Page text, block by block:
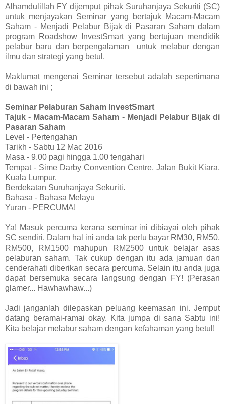
Alhamdulillah FY dijemput pihak Suruhanjaya Sekuriti (SC)
untuk menjayakan Seminar yang bertajuk Macam-Macam
Saham - Menjadi Pelabur Bijak di Pasaran Saham dalam
program Roadshow InvestSmart yang bertujuan mendidik
pelabur baru dan berpengalaman untuk melabur dengan
ilmu dan strategi yang betul.
Maklumat mengenai Seminar tersebut adalah sepertimana
di bawah ini ;
Seminar Pelaburan Saham InvestSmart
Tajuk - Macam-Macam Saham - Menjadi Pelabur Bijak di
Pasaran Saham
Level - Pertengahan
Tarikh - Sabtu 12 Mac 2016
Masa - 9.00 pagi hingga 1.00 tengahari
Tempat - Sime Darby Convention Centre, Jalan Bukit Kiara,
Kuala Lumpur.
Berdekatan Suruhanjaya Sekuriti.
Bahasa - Bahasa Melayu
Yuran - PERCUMA!
Ya! Masuk percuma kerana seminar ini dibiayai oleh pihak
SC sendiri. Dalam hal ini anda tak perlu bayar RM30, RM50,
RM500, RM1500 mahupun RM2500 untuk belajar asas
pelaburan saham. Tak cukup dengan itu ada jamuan dan
cenderahati diberikan secara percuma. Selain itu anda juga
dapat bersemuka secara langsung dengan FY! (Perasan
glamer... Hawhawhaw...)
Jadi janganlah dilepaskan peluang keemasan ini. Jemput
datang beramai-ramai okay. Kita jumpa di sana Sabtu ini!
Kita belajar melabur saham dengan kefahaman yang betul!